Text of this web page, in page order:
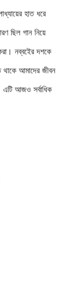
হাত ধরে
ছিল গান নিয়ে
নব্বইের দশকে
থাকে আমাদের জীবন
এটি আজও সর্বাধিক